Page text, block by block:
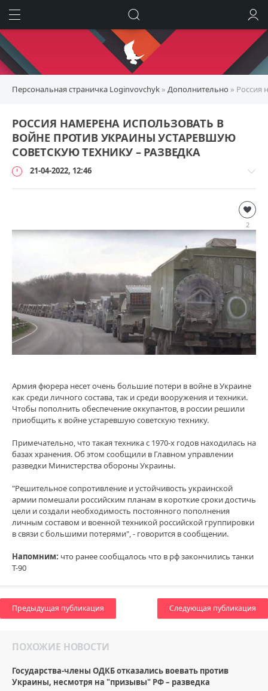
Персональная страничка Loginvovchyk » Дополнительно » Россия
РОССИЯ НАМЕРЕНА ИСПОЛЬЗОВАТЬ В
ВОЙНЕ ПРОТИВ УКРАИНЫ УСТАРЕВШУЮ
СОВЕТСКУЮ ТЕХНИКУ – РАЗВЕДКА
21-04-2022, 12:46
106
2
Армия фюрера несет очень большие потери в войне в Украине
как среди личного состава, так и среди вооружения и техники.
Чтобы пополнить обеспечение оккупантов, в россии решили
приобщить к войне устаревшую советскую технику.
Примечательно, что такая техника с 1970-х годов находилась на
базах хранения. Об этом сообщили в Главном управлении
разведки Министерства обороны Украины.
"Решительное сопротивление и устойчивость украинской
армии помешали российским планам в короткие сроки достичь
цели и создали необходимость постоянного пополнения
личным составом и военной техникой российской группировки
в связи с большими потерями", - говорится в сообщении.
Напомним: что ранее сообщалось что в рф закончились танки
Т-90
Предыдущая публикация Следующая публикация
ПОХОЖИЕ НОВОСТИ
Государства-члены ОДКБ отказались воевать против
Украины, несмотря на "призывы" РФ – разведка